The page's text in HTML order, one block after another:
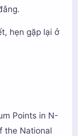
hẹn gặp lại ở
Points in N-
the National